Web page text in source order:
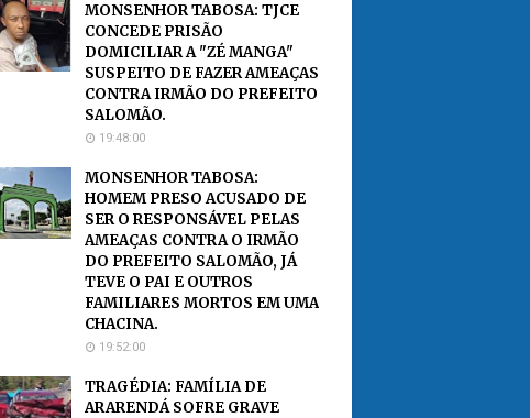
MONSENHOR TABOSA: TJCE
CONCEDE PRISÃO
DOMICILIAR A "ZÉ MANGA"
SUSPEITO DE FAZER AMEAÇAS
CONTRA IRMÃO DO PREFEITO
SALOMÃO.
19:48:00
MONSENHOR TABOSA:
HOMEM PRESO ACUSADO DE
SER O RESPONSÁVEL PELAS
AMEAÇAS CONTRA O IRMÃO
DO PREFEITO SALOMÃO, JÁ
TEVE O PAI E OUTROS
FAMILIARES MORTOS EM UMA
CHACINA.
19:52:00
TRAGÉDIA: FAMÍLIA DE
ARARENDÁ SOFRE GRAVE